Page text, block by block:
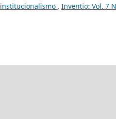
institucionalismo , Inventio: Vol. 7